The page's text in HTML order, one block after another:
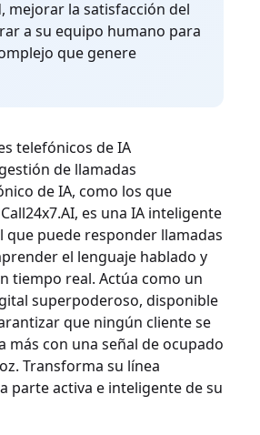
mejorar la satisfacción del
a su equipo humano para
que genere
telefónicos de IA
de llamadas
de IA, como los que
es una IA inteligente
que puede responder llamadas
el lenguaje hablado y
tiempo real. Actúa como un
superpoderoso, disponible
que ningún cliente se
más con una señal de ocupado
Transforma su línea
parte activa e inteligente de su